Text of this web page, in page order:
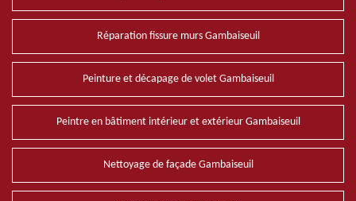
Réparation fissure murs Gambaiseuil
Peinture et décapage de volet Gambaiseuil
Peintre en bâtiment intérieur et extérieur Gambaiseuil
Nettoyage de façade Gambaiseuil